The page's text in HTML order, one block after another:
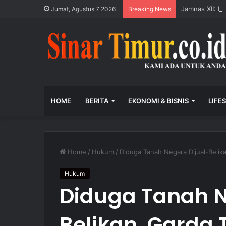
Jumat, Agustus 7 2026 Breaking News Jamnas XII:
HOME BERITA EKONOMI & BISNIS
Home / Hukum / Diduga Tanah Negara Dijual-
Hukum
Diduga Tanah